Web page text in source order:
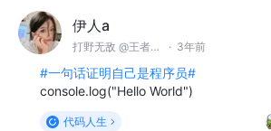
伊人a
打野无敌 @王者峡谷 · 3年前
#一句话证明自己是程序员#
console.log("Hello World")
代码人生